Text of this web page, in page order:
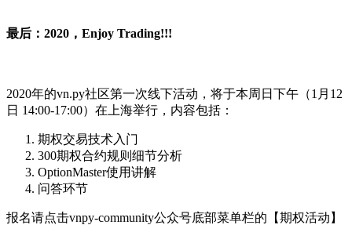
最后：2020，Enjoy Trading!!!
2020年的vn.py社区第一次线下活动，将于本周日下午（1月12
日 14:00-17:00）在上海举行，内容包括：
期权交易技术入门
300期权合约规则细节分析
OptionMaster使用讲解
问答环节
报名请点击vnpy-community公众号底部菜单栏的【期权活动】